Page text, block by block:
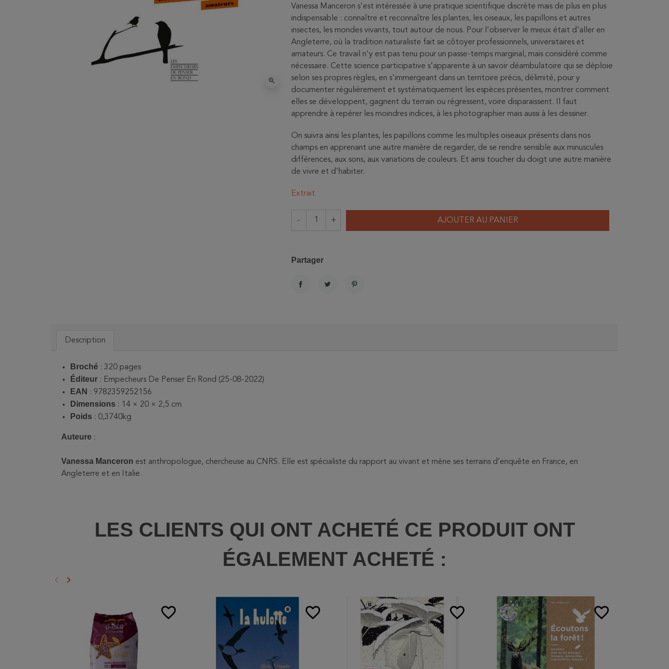
zoom_in
Vanessa Manceron s'est intéressée à une pratique scientifique discrète mais de plus en plus
indispensable : connaître et reconnaître les plantes, les oiseaux, les papillons et autres
insectes, les mondes vivants, tout autour de nous. Pour l'observer le mieux était d'aller en
Angleterre, où la tradition naturaliste fait se côtoyer professionnels, universitaires et
amateurs. Ce travail n'y est pas tenu pour un passe-temps marginal, mais considéré comme
nécessaire. Cette science participative s'apparente à un savoir déambulatoire qui se déploie
selon ses propres règles, en s'immergeant dans un territoire précis, délimité, pour y
documenter régulièrement et systématiquement les espèces présentes, montrer comment
elles se développent, gagnent du terrain ou régressent, voire disparaissent. Il faut
apprendre à repérer les moindres indices, à les photographier mais aussi à les dessiner.
On suivra ainsi les plantes, les papillons comme les multiples oiseaux présents dans nos
champs en apprenant une autre manière de regarder, de se rendre sensible aux minuscules
différences, aux sons, aux variations de couleurs. Et ainsi toucher du doigt une autre manière
de vivre et d'habiter.
Extrait
- + AJOUTER AU PANIER
Partager
Description
Broché : 320 pages
Éditeur : Empecheurs De Penser En Rond (25-08-2022)
EAN : 9782359252156
Dimensions : 14 × 20 × 2,5 cm
Poids : 0,3740kg
Auteure :
Vanessa Manceron est anthropologue, chercheuse au CNRS. Elle est spécialiste du rapport au vivant et mène ses terrains d’enquête en France, en
Angleterre et en Italie.
LES CLIENTS QUI ONT ACHETÉ CE PRODUIT ONT
ÉGALEMENT ACHETÉ :
Précédent
keyboard_arrow_left Suivant
keyboard_arrow_right
favorite_border favorite_border favorite_border favorite_border